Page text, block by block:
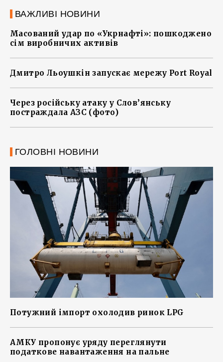
ВАЖЛИВІ НОВИНИ
Масований удар по «Укрнафті»: пошкоджено
сім виробничих активів
Дмитро Льоушкін запускає мережу Port Royal
Через російську атаку у Слов’янську
постраждала АЗС (фото)
ГОЛОВНІ НОВИНИ
Потужний імпорт охолодив ринок LPG
АМКУ пропонує уряду переглянути
податкове навантаження на пальне